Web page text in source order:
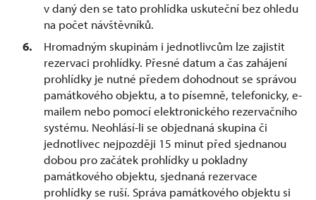
v daný den se tato prohlídka uskuteční bez ohledu
na počet návštěvníků.
Hromadným skupinám i jednotlivcům lze zajistit
rezervaci prohlídky. Přesné datum a čas zahájení
prohlídky je nutné předem dohodnout se správou
památkového objektu, a to písemně, telefonicky, e-
mailem nebo pomocí elektronického rezervačního
systému. Neohlásí-li se objednaná skupina či
jednotlivec nejpozději 15 minut před sjednanou
dobou pro začátek prohlídky u pokladny
památkového objektu, sjednaná rezervace
prohlídky se ruší. Správa památkového objektu si